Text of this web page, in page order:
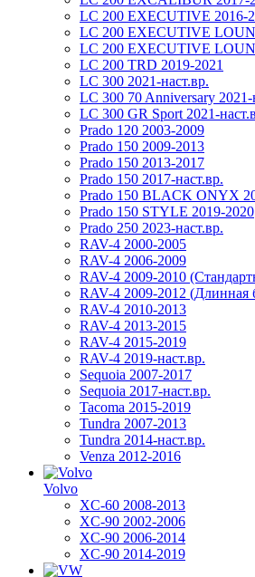
LC 200 EXECUTIVE 2016-
LC 200 EXECUTIVE
LC 200 EXECUTIVE
LC 200 TRD 2019-2021
LC 300 2021-наст.вр.
LC 300 70 Anniversary 2021-
LC 300 GR Sport 2021-
Prado 120 2003-2009
Prado 150 2009-2013
Prado 150 2013-2017
Prado 150 2017-наст.вр.
Prado 150 BLACK ONYX
Prado 150 STYLE 2019-2020
Prado 250 2023-наст.вр.
RAV-4 2000-2005
RAV-4 2006-2009
RAV-4 2009-2010
RAV-4 2009-2012 (Длинная
RAV-4 2010-2013
RAV-4 2013-2015
RAV-4 2015-2019
RAV-4 2019-наст.вр.
Sequoia 2007-2017
Sequoia 2017-наст.вр.
Tacoma 2015-2019
Tundra 2007-2013
Tundra 2014-наст.вр.
Venza 2012-2016
Volvo
XC-60 2008-2013
XC-90 2002-2006
XC-90 2006-2014
XC-90 2014-2019